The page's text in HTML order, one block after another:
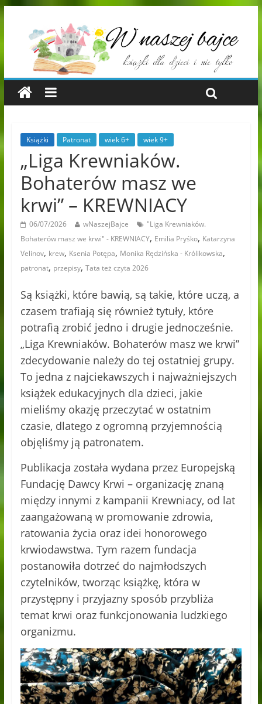
Książki Patronat wiek 6+ wiek 9+
„Liga Krewniaków.
Bohaterów masz we
krwi” – KREWNIACY
06/07/2026 wNaszejBajce
"Liga Krewniaków.
Bohaterów masz we krwi" - KREWNIACY, Emilia Pryśko, Katarzyna
Velinov, krew, Ksenia Potępa, Monika Rędzińska - Królikowska,
patronat, przepisy, Tata też czyta 2026
Są książki, które bawią, są takie, które uczą, a
czasem trafiają się również tytuły, które
potrafią zrobić jedno i drugie jednocześnie.
„Liga Krewniaków. Bohaterów masz we krwi”
zdecydowanie należy do tej ostatniej grupy.
To jedna z najciekawszych i najważniejszych
książek edukacyjnych dla dzieci, jakie
mieliśmy okazję przeczytać w ostatnim
czasie, dlatego z ogromną przyjemnością
objęliśmy ją patronatem.
Publikacja została wydana przez Europejską
Fundację Dawcy Krwi – organizację znaną
między innymi z kampanii Krewniacy, od lat
zaangażowaną w promowanie zdrowia,
ratowania życia oraz idei honorowego
krwiodawstwa. Tym razem fundacja
postanowiła dotrzeć do najmłodszych
czytelników, tworząc książkę, która w
przystępny i przyjazny sposób przybliża
temat krwi oraz funkcjonowania ludzkiego
organizmu.